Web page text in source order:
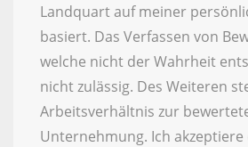
Landquart auf meiner
basiert. Das Verfassen von
welche nicht der Wahrheit
nicht zulässig. Des Weiteren
Arbeitsverhältnis zur
Unternehmung. Ich akzeptiere